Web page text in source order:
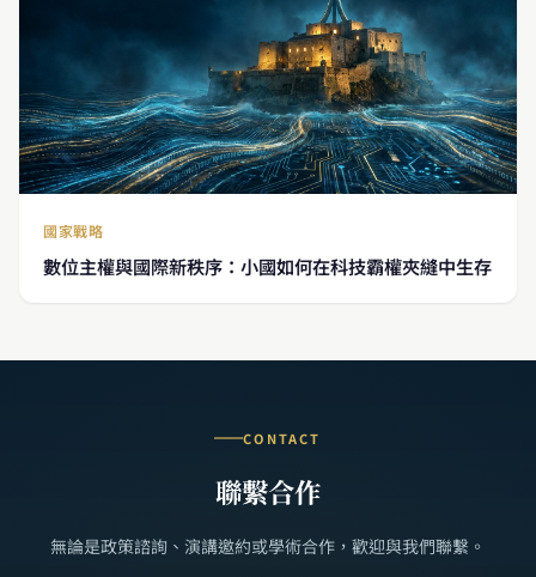
國家戰略
數位主權與國際新秩序：小國如何在科技霸權夾縫中生存
CONTACT
聯繫合作
無論是政策諮詢、演講邀約或學術合作，歡迎與我們聯繫。